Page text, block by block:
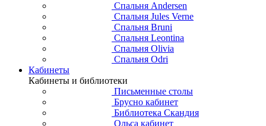
Спальня Andersen
Спальня Jules Verne
Спальня Bruni
Спальня Leontina
Спальня Olivia
Спальня Odri
Кабинеты
Кабинеты и библиотеки
Письменные столы
Брусно кабинет
Библиотека Скандия
Ольса кабинет